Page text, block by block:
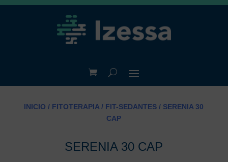
INICIO / FITOTERAPIA / FIT-SEDANTES / SERENIA 30
CAP
SERENIA 30 CAP